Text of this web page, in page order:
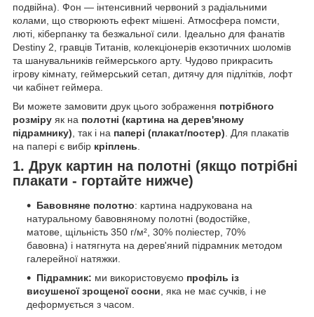
подвійна). Фон — інтенсивний червоний з радіальними
колами, що створюють ефект мішені. Атмосфера помсти,
люті, кіберпанку та безжальної сили. Ідеально для фанатів
Destiny 2, гравців Титанів, колекціонерів екзотичних шоломів
та шанувальників геймерського арту. Чудово прикрасить
ігрову кімнату, геймерський сетап, дитячу для підлітків, лофт
чи кабінет геймера.
Ви можете замовити друк цього зображення потрібного
розміру як на полотні (картина на дерев'яному
підрамнику) , так і на папері (плакат/постер) . Для плакатів
на папері є вибір кріплень
1. Друк картин на полотні (якщо потрібні
плакати - гортайте нижче)
Бавовняне полотно: картина надрукована на
натуральному бавовняному полотні (водостійке,
матове, щільність 350 г/м², 30% поліестер, 70%
бавовна) і натягнута на дерев'яний підрамник методом
галерейної натяжки.
Підрамник: ми використовуємо профіль із
висушеної зрощеної сосни, яка не має сучків, і не
деформується з часом.